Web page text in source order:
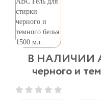
В НАЛИЧИИ
черного и